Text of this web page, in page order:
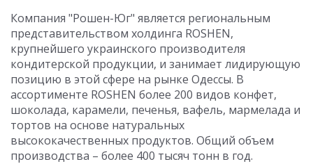
Компания "Рошен-Юг" является региональным
представительством холдинга ROSHEN,
крупнейшего украинского производителя
кондитерской продукции, и занимает лидирующую
позицию в этой сфере на рынке Одессы. В
ассортименте ROSHEN более 200 видов конфет,
шоколада, карамели, печенья, вафель, мармелада и
тортов на основе натуральных
высококачественных продуктов. Общий объем
производства – более 400 тысяч тонн в год.